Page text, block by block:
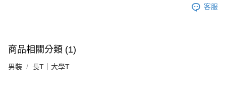
客服
商品相關分類 (1)
男裝 長T｜大學T